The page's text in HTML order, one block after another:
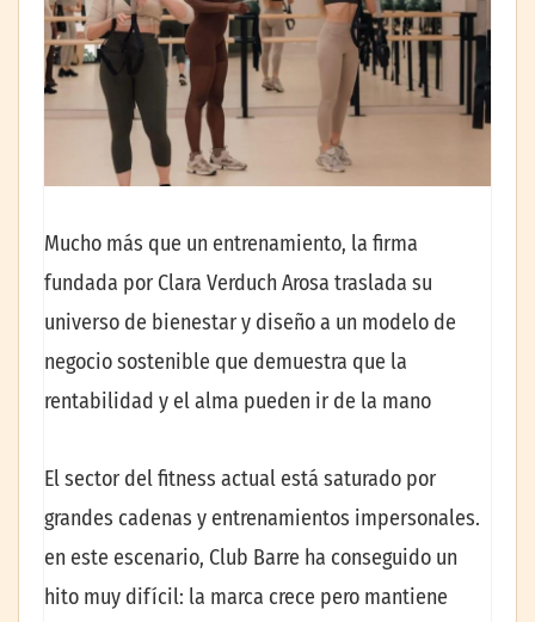
Mucho más que un entrenamiento, la firma
fundada por Clara Verduch Arosa traslada su
universo de bienestar y diseño a un modelo de
negocio sostenible que demuestra que la
rentabilidad y el alma pueden ir de la mano
El sector del fitness actual está saturado por
grandes cadenas y entrenamientos impersonales.
en este escenario, Club Barre ha conseguido un
hito muy difícil: la marca crece pero mantiene